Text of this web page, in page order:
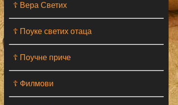
☦ Вера Светих
☦ Поуке светих отаца
☦ Поучне приче
☦ Филмови